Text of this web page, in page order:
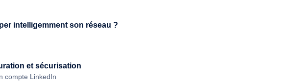
intelligemment son réseau ?
et sécurisation
compte LinkedIn